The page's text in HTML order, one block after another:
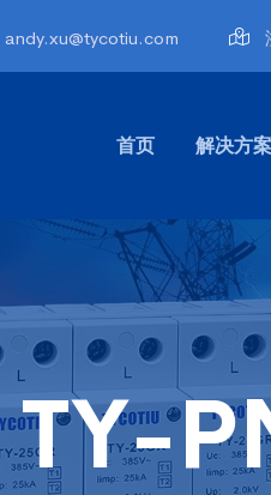
andy.xu@tycotiu.com
首页 解决方案
TY-